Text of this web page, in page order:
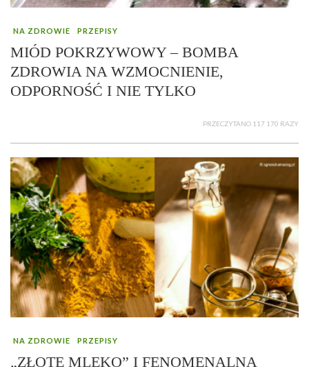
NA ZDROWIE PRZEPISY
MIÓD POKRZYWOWY – BOMBA
ZDROWIA NA WZMOCNIENIE,
ODPORNOŚĆ I NIE TYLKO
PRZECZYTANO 117 170 RAZY
NA ZDROWIE PRZEPISY
„ZŁOTE MLEKO” I FENOMENALNA